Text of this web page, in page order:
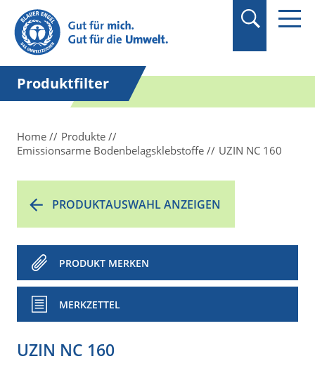
Suchbegriff in
Anführungszeichen
setzen.
Produktfilter
Home
Produkte
Emissionsarme Bodenbelagsklebstoffe
UZIN NC 160
PRODUKTAUSWAHL ANZEIGEN
PRODUKT MERKEN
MERKZETTEL
UZIN NC 160